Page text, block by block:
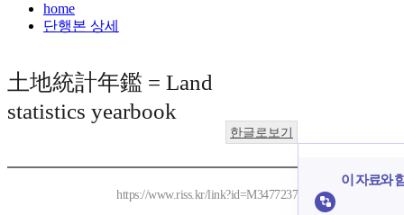
home
단행본 상세
土地統計年鑑 = Land
statistics yearbook
한글로보기
https://www.riss.kr/link?id=M3477237
이 자료와